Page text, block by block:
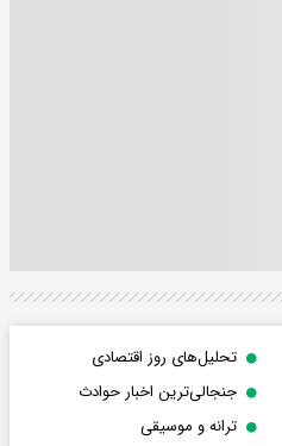
تحلیل‌های روز اقتصادی
جنجالی‌ترین اخبار حوادث
ترانه و موسیقی